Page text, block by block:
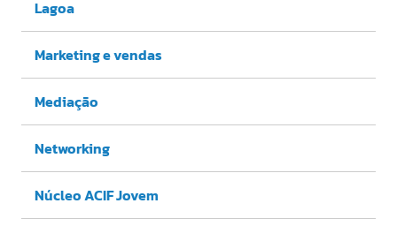
Lagoa
Marketing e vendas
Mediação
Networking
Núcleo ACIF Jovem